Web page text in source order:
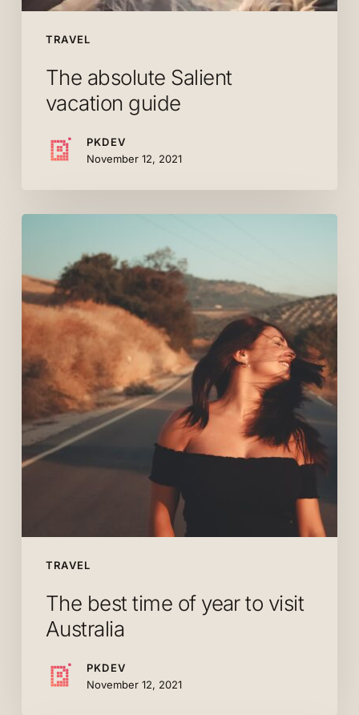
TRAVEL
The absolute Salient
vacation guide
PKDEV
November 12, 2021
TRAVEL
of
year
visit
Australia
The best time of year to visit
Australia
PKDEV
November 12, 2021